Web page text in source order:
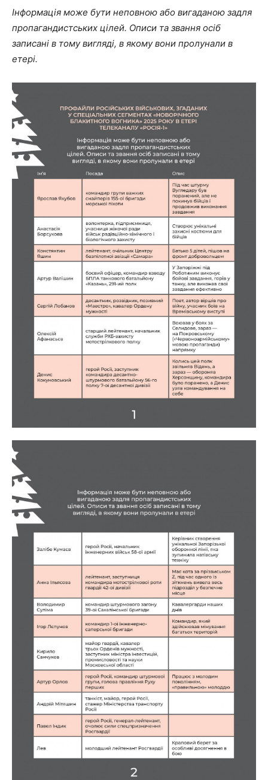
Інформація може бути неповною або вигаданою задля
пропагандистських цілей. Описи та звання осіб
записані в тому вигляді, в якому вони пролунали в
етері.